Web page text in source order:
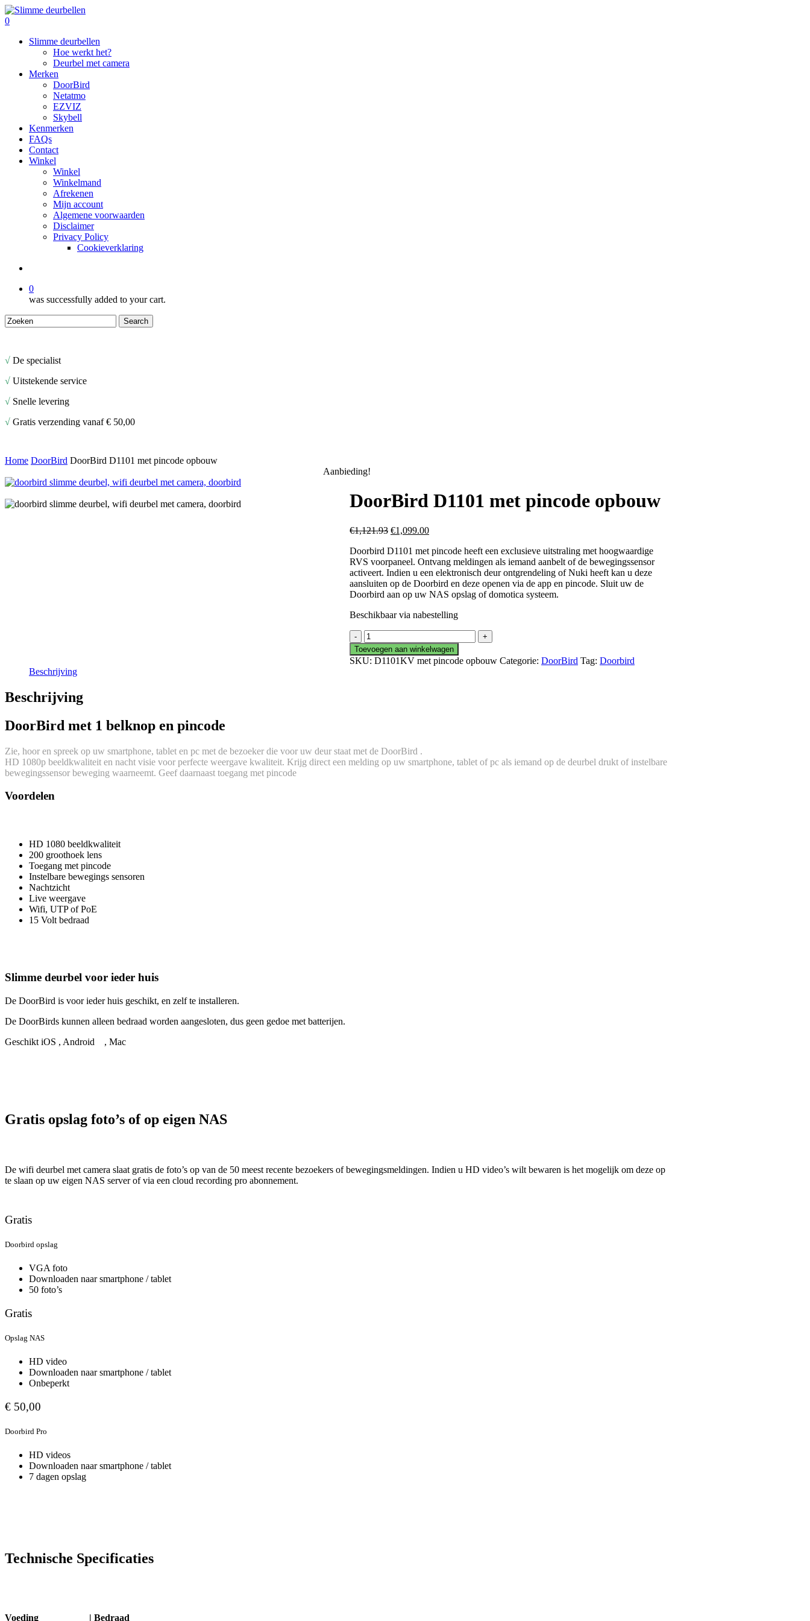
Skip
to
content
search
0
Slimme deurbellen
Hoe werkt het?
Deurbel met camera
Merken
DoorBird
Netatmo
EZVIZ
Skybell
Kenmerken
FAQs
Contact
Winkel
Winkel
Winkelmand
Afrekenen
Mijn account
Algemene voorwaarden
Disclaimer
Privacy Policy
Cookieverklaring
0
was successfully added to your cart.
Search
√ De specialist
√ Uitstekende service
√ Snelle levering
√ Gratis verzending vanaf € 50,00
Home DoorBird DoorBird D1101 met pincode opbouw
Aanbieding!
DoorBird D1101 met pincode opbouw
€1,121.93 Oorspronkelijke
was:
€1,121.93.
€1,099.00Huidige
is:
€1,099.00.
Doorbird D1101 met pincode heeft een exclusieve uitstraling met hoogwaardige
RVS voorpaneel. Ontvang meldingen als iemand aanbelt of de bewegingssensor
activeert. Indien u een elektronisch deur ontgrendeling of Nuki heeft kan u deze
aansluiten op de Doorbird en deze openen via de app en pincode. Sluit uw de
Doorbird aan op uw NAS opslag of domotica systeem.
Beschikbaar via nabestelling
DoorBird
D1101
met
pincode
Toevoegen aan winkelwagen
SKU: D1101KV met pincode opbouw Categorie: DoorBird Tag: Doorbird
Beschrijving
Beschrijving
DoorBird met 1 belknop en pincode
Zie, hoor en spreek op uw smartphone, tablet en pc met de bezoeker die voor uw deur staat met de DoorBird .
HD 1080p beeldkwaliteit en nacht visie voor perfecte weergave kwaliteit. Krijg direct een melding op uw smartphone, tablet of pc als iemand op de deurbel drukt of instelbare
bewegingssensor beweging waarneemt. Geef daarnaast toegang met pincode
Voordelen
HD 1080 beeldkwaliteit
200 groothoek lens
Toegang met pincode
Instelbare bewegings sensoren
Nachtzicht
Live weergave
Wifi, UTP of PoE
15 Volt bedraad
Slimme deurbel voor ieder huis
De DoorBird is voor ieder huis geschikt, en zelf te installeren.
De DoorBirds kunnen alleen bedraad worden aangesloten, dus geen gedoe met batterijen.
Geschikt iOS , Android , Mac
Gratis opslag foto’s of op eigen NAS
De wifi deurbel met camera slaat gratis de foto’s op van de 50 meest recente bezoekers of bewegingsmeldingen. Indien u HD video’s wilt bewaren is het mogelijk om deze op
te slaan op uw eigen NAS server of via een cloud recording pro abonnement.
Gratis
Doorbird opslag
VGA foto
Downloaden naar smartphone / tablet
50 foto’s
Gratis
Opslag NAS
HD video
Downloaden naar smartphone / tablet
Onbeperkt
€ 50,00
Doorbird Pro
HD videos
Downloaden naar smartphone / tablet
7 dagen opslag
Technische Specificaties
Voeding | Bedraad